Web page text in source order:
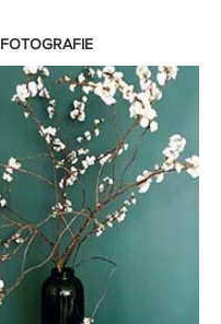
FOTOGRAFIE